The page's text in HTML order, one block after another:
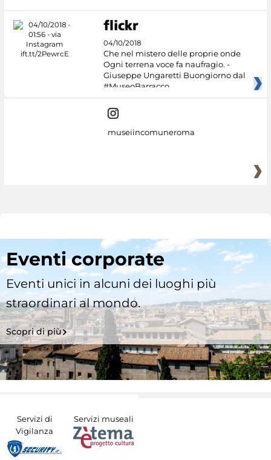
04/10/2018
Che nel mistero delle proprie onde
Ogni terrena voce fa naufragio. -
Giuseppe Ungaretti Buongiorno dal
#MuseoBarracco
museiincomuneroma
Eventi corporate
Eventi unici in alcuni dei luoghi più
straordinari al mondo.
Scopri di più
Servizi di
Vigilanza
Servizi museali